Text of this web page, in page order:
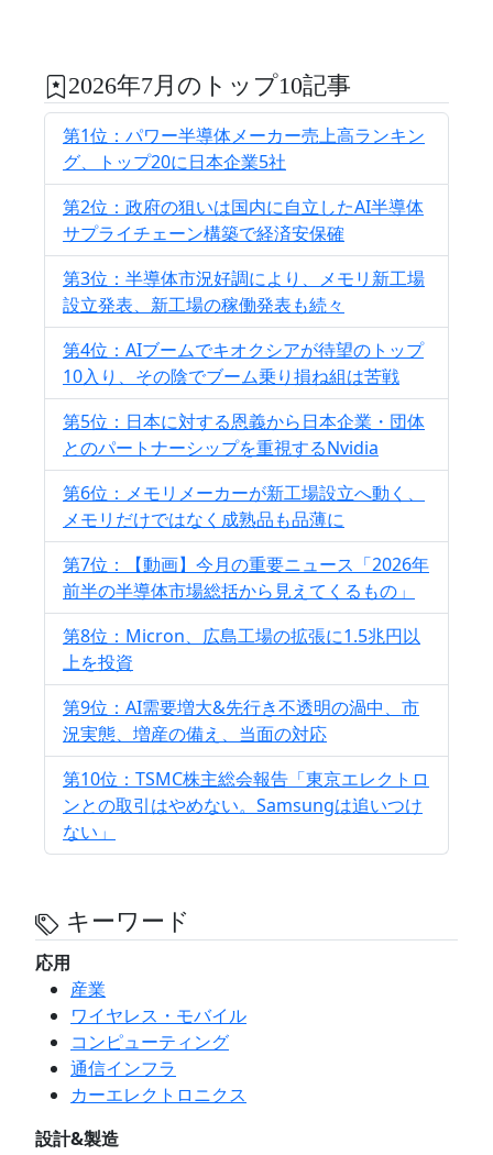
2026年7月のトップ10記事
第1位：パワー半導体メーカー売上高ランキン
グ、トップ20に日本企業5社
第2位：政府の狙いは国内に自立したAI半導体
サプライチェーン構築で経済安保確
第3位：半導体市況好調により、メモリ新工場
設立発表、新工場の稼働発表も続々
第4位：AIブームでキオクシアが待望のトップ
10入り、その陰でブーム乗り損ね組は苦戦
第5位：日本に対する恩義から日本企業・団体
とのパートナーシップを重視するNvidia
第6位：メモリメーカーが新工場設立へ動く、
メモリだけではなく成熟品も品薄に
第7位：【動画】今月の重要ニュース「2026年
前半の半導体市場総括から見えてくるもの」
第8位：Micron、広島工場の拡張に1.5兆円以
上を投資
第9位：AI需要増大&先行き不透明の渦中、市
況実態、増産の備え、当面の対応
第10位：TSMC株主総会報告「東京エレクトロ
ンとの取引はやめない。Samsungは追いつけ
ない」
キーワード
応用
産業
ワイヤレス・モバイル
コンピューティング
通信インフラ
カーエレクトロニクス
設計&製造